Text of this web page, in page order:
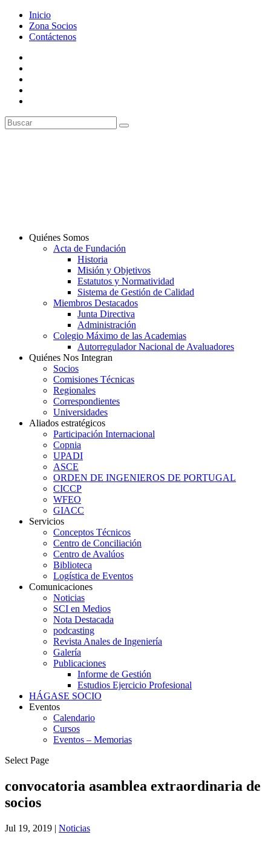
Inicio
Zona Socios
Contáctenos
Quiénes Somos
Acta de Fundación
Historia
Misión y Objetivos
Estatutos y Normatividad
Sistema de Gestión de Calidad
Miembros Destacados
Junta Directiva
Administración
Colegio Máximo de las Academias
Autorregulador Nacional de Avaluadores
Quiénes Nos Integran
Socios
Comisiones Técnicas
Regionales
Correspondientes
Universidades
Aliados estratégicos
Participación Internacional
Copnia
UPADI
ASCE
ORDEN DE INGENIEROS DE PORTUGAL
CICCP
WFEO
GIACC
Servicios
Conceptos Técnicos
Centro de Conciliación
Centro de Avalúos
Biblioteca
Logística de Eventos
Comunicaciones
Noticias
SCI en Medios
Nota Destacada
podcasting
Revista Anales de Ingeniería
Galería
Publicaciones
Informe de Gestión
Estudios Ejercicio Profesional
HÁGASE SOCIO
Eventos
Calendario
Cursos
Eventos – Memorias
Select Page
convocatoria asamblea extraordinaria de
socios
Jul 19, 2019 | Noticias